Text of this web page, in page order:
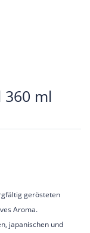
360 ml
gerösteten
Aroma.
japanischen und